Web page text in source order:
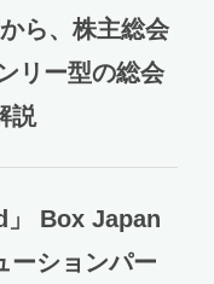
ら、株主総会
リー型の総会
説
」 Box Japan
ーションパー